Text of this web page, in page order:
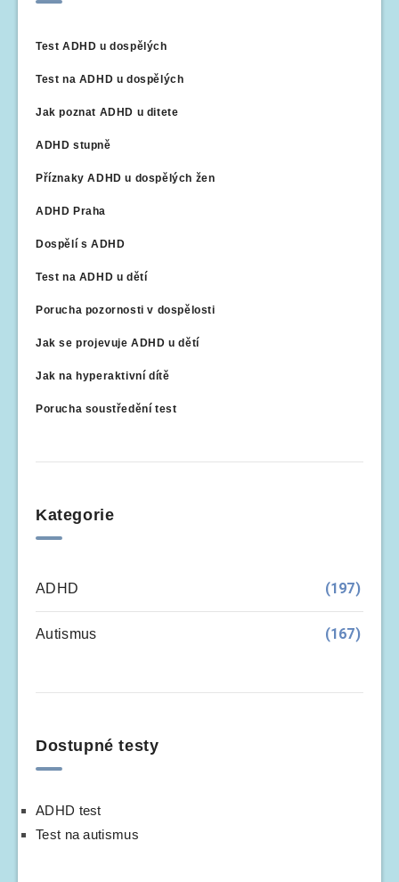
Test ADHD u dospělých
Test na ADHD u dospělých
Jak poznat ADHD u ditete
ADHD stupně
Příznaky ADHD u dospělých žen
ADHD Praha
Dospělí s ADHD
Test na ADHD u dětí
Porucha pozornosti v dospělosti
Jak se projevuje ADHD u dětí
Jak na hyperaktivní dítě
Porucha soustředění test
Kategorie
ADHD (197)
Autismus (167)
Dostupné testy
ADHD test
Test na autismus